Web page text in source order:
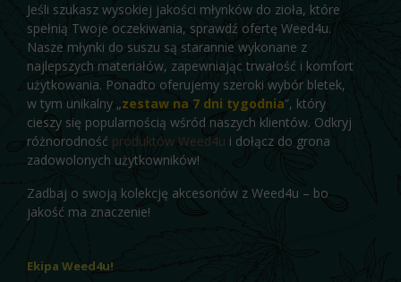
Jeśli szukasz wysokiej jakości młynków do zioła, które
spełnią Twoje oczekiwania, sprawdź ofertę Weed4u.
Nasze młynki do suszu są starannie wykonane z
najlepszych materiałów, zapewniając trwałość i komfort
użytkowania. Ponadto oferujemy szeroki wybór bletek,
w tym unikalny „zestaw na 7 dni tygodnia”, który
cieszy się popularnością wśród naszych klientów. Odkryj
różnorodność produktów Weed4u i dołącz do grona
zadowolonych użytkowników!
Zadbaj o swoją kolekcję akcesoriów z Weed4u – bo
jakość ma znaczenie!
Ekipa Weed4u!